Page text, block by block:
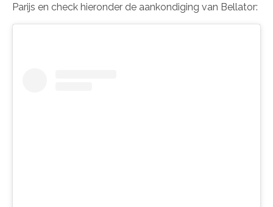
Parijs en check hieronder de aankondiging van Bellator: